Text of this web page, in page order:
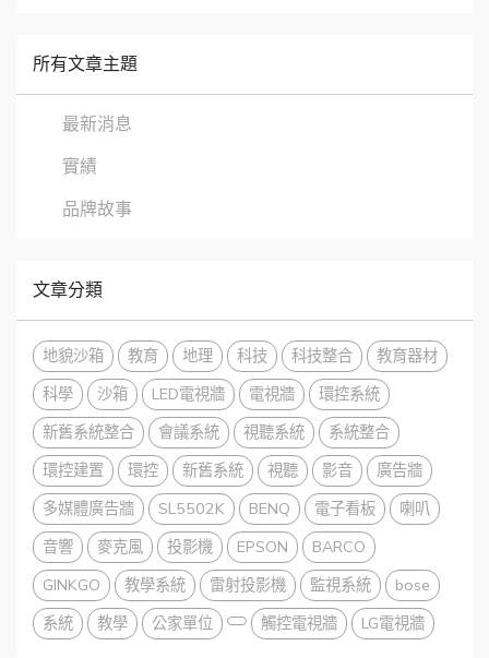
所有文章主題
最新消息
實績
品牌故事
文章分類
地貌沙箱 教育 地理 科技 科技整合
教育器材
科學
沙箱 LED電視牆 電視牆
環控系統
新舊系統整合
會議系統 視聽系統
系統整合
環控建置
環控 新舊系統 視聽 影音
廣告牆
多媒體廣告牆
SL5502K BENQ 電子看板
喇叭
音響
麥克風 投影機 EPSON
BARCO
GINKGO
教學系統 雷射投影機 監視系統
bose
系統
教學 公家單位 觸控電視牆 LG電視牆